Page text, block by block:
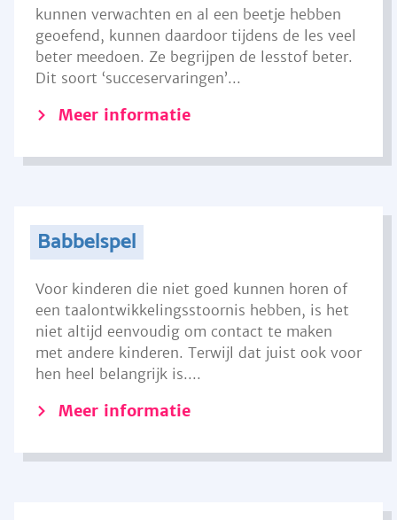
kunnen verwachten en al een beetje hebben
geoefend, kunnen daardoor tijdens de les veel
beter meedoen. Ze begrijpen de lesstof beter.
Dit soort ‘succeservaringen’...
Meer informatie
Babbelspel
Voor kinderen die niet goed kunnen horen of
een taalontwikkelingsstoornis hebben, is het
niet altijd eenvoudig om contact te maken
met andere kinderen. Terwijl dat juist ook voor
hen heel belangrijk is....
Meer informatie